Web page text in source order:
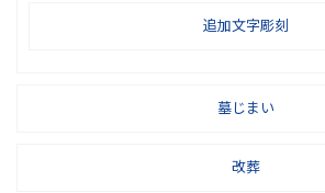
追加文字彫刻
墓じまい
改葬